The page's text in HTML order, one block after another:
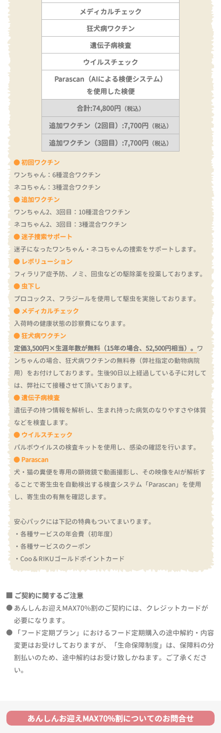
初回ワクチン
ワンちゃん：6種混合ワクチン
ネコちゃん：3種混合ワクチン
追加ワクチン
ワンちゃん2、3回目：10種混合ワクチン
ネコちゃん2、3回目：3種混合ワクチン
迷子捜索サポート
迷子になったワンちゃん・ネコちゃんの捜索をサポートします。
レボリューション
フィラリア症予防、ノミ、回虫などの駆除薬を投薬しております。
虫下し
プロコックス、フラジールを使用して駆虫を実施しております。
メディカルチェック
入荷時の健康状態の診察費になります。
狂犬病ワクチン
定価3,500円×生涯年数が無料（15年の場合、52,500円相当）。 ワ
ンちゃんの場合、狂犬病ワクチンの無料券（弊社指定の動物病院
用）をお付けしております。 生後90日以上経過している子に対して
は、弊社にて接種させて頂いております。
遺伝子病検査
遺伝子の持つ情報を解析し、生まれ持った病気のなりやすさや体質
などを検査します。
ウイルスチェック
パルボウイルスの検査キットを使用し、感染の確認を行います。
Parascan
犬・猫の糞便を専用の顕微鏡で動画撮影し、その映像をAIが解析す
ることで寄生虫を自動検出する検査システム「Parascan」を使用
し、寄生虫の有無を確認します。
安心パックには下記の特典もついてまいります。
・各種サービスの年会費（初年度）
・各種サービスのクーポン
・Coo＆RIKUゴールドポイントカード
メディカルチェック
狂犬病ワクチン
遺伝子病検査
ウイルスチェック
Parascan（AIによる検便システム）
を使用した検便
合計:74,800円 （税込）
追加ワクチン（2回目）:7,700円 （税込）
追加ワクチン（3回目）:7,700円 （税込）
ご契約に関するご注意
あんしんお迎えMAX70%割のご契約には、クレジットカードが
必要になります。
「フード定期プラン」におけるフード定期購入の途中解約・内容
変更はお受けしておりますが、「生命保障制度」は、保障料の分
割払いのため、途中解約はお受け致しかねます。ご了承くださ
い。
あんしんお迎えMAX70%割についてのお問合せ